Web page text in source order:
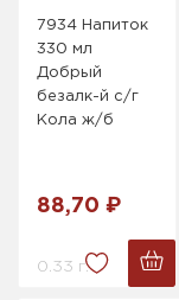
7934 Напиток
330 мл
Добрый
безалк-й с/г
Кола ж/б
88,70 ₽
0.33 г.